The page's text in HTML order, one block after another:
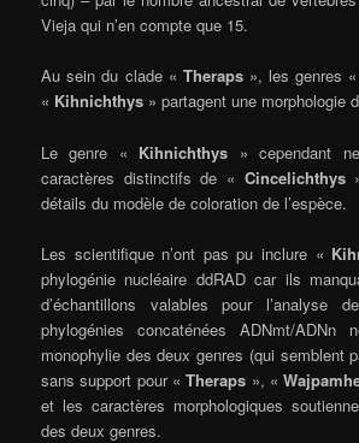
Vieja qui n’en compte que 15.
Au sein du clade « Theraps», les genres «
« Kihnichthys » partagent une morphologie
Le genre « Kihnichthys » cependant
caractères distinctifs de « Cincelichthys»
détails du modèle de coloration de l’espèce.
Les scientifique n’ont pas pu inclure «
phylogénie nucléaire ddRAD car ils
d’échantillons valables pour l’analyse
phylogénies concaténées ADNmt/
monophylie des deux genres (qui semblent
sans support pour «Theraps », «
et les caractères morphologiques
des deux genres.